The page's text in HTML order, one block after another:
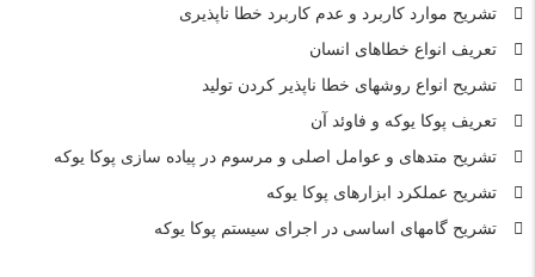
تشریح موارد کاربرد و عدم کاربرد خطا ناپذیری
تعریف انواع خطاهای انسان
تشریح انواع روشهای خطا ناپذیر کردن تولید
تعریف پوکا یوکه و فاوئد آن
تشریح متدهای و عوامل اصلی و مرسوم در پیاده سازی پوکا یوکه
تشریح عملکرد ابزارهای پوکا یوکه
تشریح گامهای اساسی در اجرای سیستم پوکا یوکه